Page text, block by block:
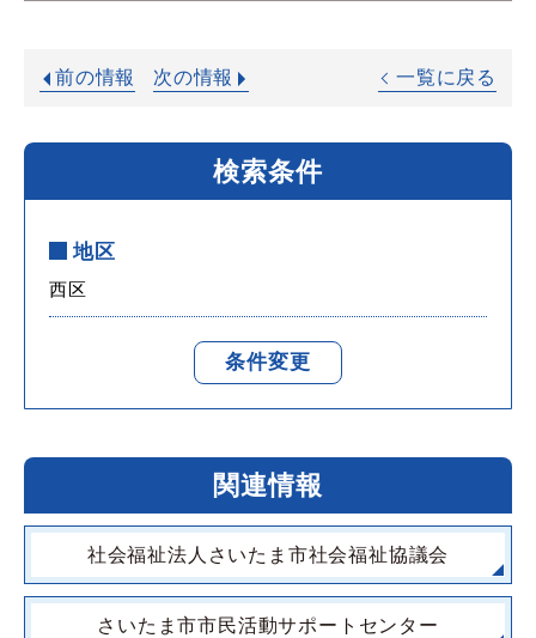
前の情報 次の情報 一覧に戻る
検索条件
地区
西区
条件変更
関連情報
社会福祉法人さいたま市社会福祉協議会
さいたま市市民活動サポートセンター